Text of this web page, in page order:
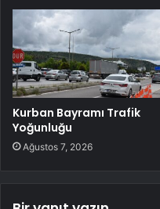
Kurban Bayramı Trafik
Yoğunluğu
Ağustos 7, 2026